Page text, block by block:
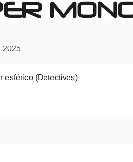
2025
esférico (Detectives)